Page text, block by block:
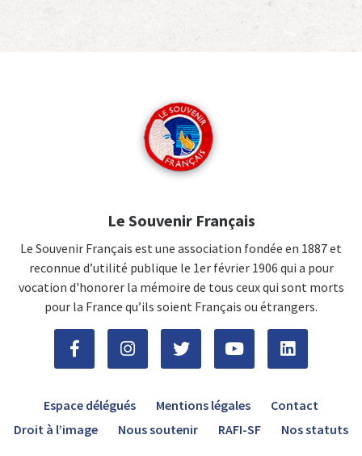
Le Souvenir Français
Le Souvenir Français est une association fondée en 1887 et
reconnue d’utilité publique le 1er février 1906 qui a pour
vocation d'honorer la mémoire de tous ceux qui sont morts
pour la France qu’ils soient Français ou étrangers.
Espace délégués Mentions légales
Contact
Droit à l’image
Nous soutenir RAFI-SF Nos statuts